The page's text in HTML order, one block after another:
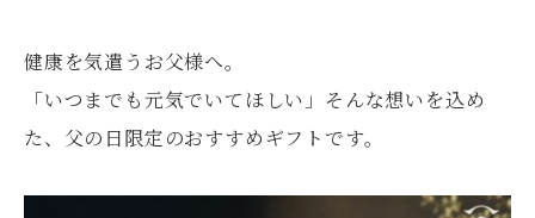
健康を気遣うお父様へ。
「いつまでも元気でいてほしい」そんな想いを込め
た、父の日限定のおすすめギフトです。